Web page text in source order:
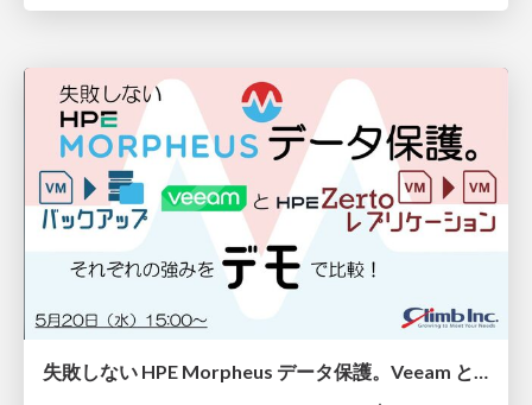
失敗しない HPE Morpheus データ保護。Veeam と HPE Zerto、それぞれの強みをデモで比較！